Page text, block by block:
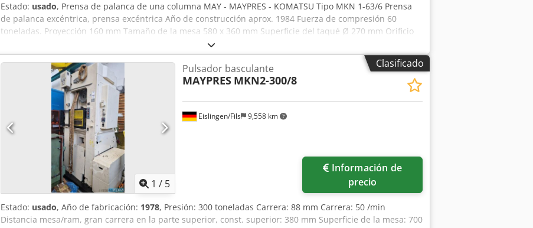
Estado: usado, Prensa de palanca de una columna MAY - MAYPRES - KOMATSU Tipo MKN 1-63/6 Prensa
de palanca excéntrica, prensa excéntrica Año de construcción aprox. 1984 Fuerza de compresión 60
toneladas. Proyección 160 mm Tamaño de la mesa 580 x 360 mm Superficie del taqué Ø 270 mm Orificio
del pasador de sujeción Ø 40 mm Distancia entre los soportes 218 mm Carrera del ariete 60 mm Carrera
del eyector 15 mm Recorrido de ajuste del ariete 30 mm Altura máxima de instalación. 300 mm (con placa
de mesa intermedia) Crjdpfx Aov Uraaog Ujf Frecuencia de brazada: 70 brazadas por minuto Velocidad del
motor 1400 rpm. Potencia del motor 3 kW Conexión a la red eléctrica 380 voltios, 50 Hz - embrague
neumático y freno mecánico con alivio neumático (combinación de embrague y freno independiente) -
Placa intermedia de mesa L x An x Al 580 x 360 x 58 mm, con orificios y recortes - expulsor mecánico,
dispositivo de expulsión en la mesa de la máquina, Ø 80 mm - control eléctrico de 2 manos e interruptor
de pie - pantalla protectora móvil, cabina de protección UNIDOR con pantalla frontal neumática -
Interruptor de leva BALLUFF Requisitos de espacio L x An x Al 1400 x 1200 x 1850 mm Peso 3 toneladas.
buena condición
Clasificado
1 / 5
Eislingen/Fils 9,558 km
Pulsador basculante
MAYPRES MKN2-300/8
precio
Estado: usado, Año de fabricación: 1978, Presión: 300 toneladas Carrera: 88 mm Carrera: 50 /min
Distancia mesa/ram, gran carrera en la parte superior, const. superior: 380 mm Superficie de la mesa: 700